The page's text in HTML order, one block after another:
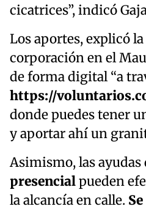
cicatrices”, indicó
Los aportes, explicó
corporación en el
de forma digital “a
https://
donde puedes tener
y aportar ahí un
Asimismo, las ayudas
presencialpueden
la alcancía en calle.